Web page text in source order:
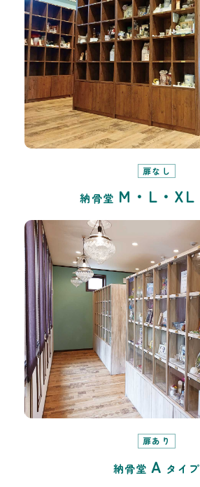
扉なし
納骨堂 M・L・XL
扉あり
納骨堂A タイプ